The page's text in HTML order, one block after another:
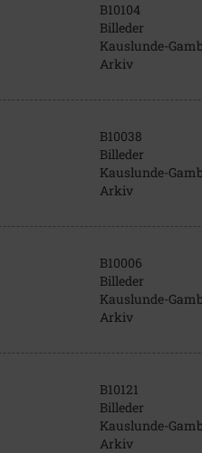
B10104
Billeder
Kauslunde-
Arkiv
B10038
Billeder
Kauslunde-
Arkiv
B10006
Billeder
Kauslunde-
Arkiv
B10121
Billeder
Kauslunde-
Arkiv